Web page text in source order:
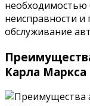
необходимостью
неисправности и
обслуживание
Карла Маркса